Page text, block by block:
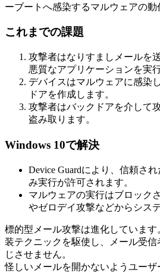
ーブートへ感染するマルウェアの動
これまでの課題
攻撃者はなりすましメールを
悪質なアプリケーションを実
デバイスはマルウェアに感染
ドアを作成します。
攻撃者はバックドアを介して
盗み取ります。
Windows 10で解決
Device Guardにより、信頼さ
み実行が許可されます。
マルウェアの実行はブロック
やゼロデイ攻撃などからシス
標的型メール攻撃は進化していま
装テクニックを駆使し、メール受
じさせません。
怪しいメールを開かないようユー